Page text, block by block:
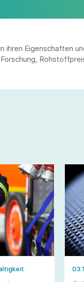
ihren Eigenschaften